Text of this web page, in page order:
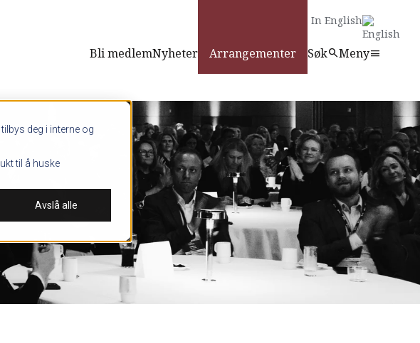
deg i interne og
til å huske
Avslå alle
Bli medlemNyheter Arrangementer Søksearch
In English
Menymenu